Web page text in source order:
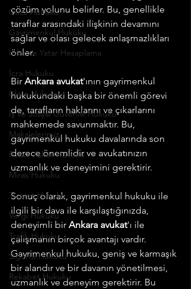
Ceza Hukuku
Gayrimenkul Hukuku
İnfaz ve Yatar Hesaplama
İcra Hukuku
İdare Hukuku
İş ve Sosyal Güvenlik Hukuku
Makalelerimiz
Polis - Asker Hukuku
Miras Hukuku
Ticaret Hukuku
Vergi Hukuku
Trafik Hukuku
Sigorta Hukuku
Rekabet Hukuku
çözüm yolunu belirler. Bu, genellikle
taraflar arasındaki ilişkinin devamını
sağlar ve olası gelecek anlaşmazlıkları
önler.
Bir Ankara avukat'ının gayrimenkul
hukukundaki başka bir önemli görevi
de, tarafların haklarını ve çıkarlarını
mahkemede savunmaktır. Bu,
gayrimenkul hukuku davalarında son
derece önemlidir ve avukatınızın
uzmanlık ve deneyimini gerektirir.
Sonuç olarak, gayrimenkul hukuku ile
ilgili bir dava ile karşılaştığınızda,
deneyimli bir Ankara avukat'ı ile
çalışmanın birçok avantajı vardır.
Gayrimenkul hukuku, geniş ve karmaşık
bir alandır ve bir davanın yönetilmesi,
uzmanlık ve deneyim gerektirir. Bu